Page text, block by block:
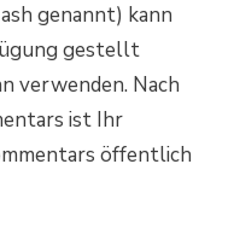
genannt) kann
gestellt
verwenden. Nach
ist Ihr
öffentlich